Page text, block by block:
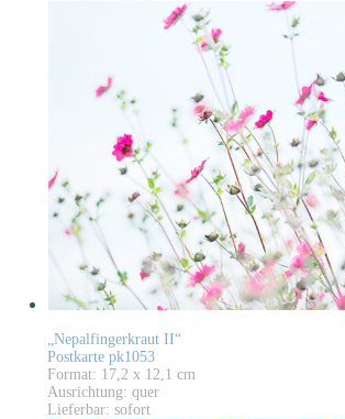
„Nepalfingerkraut II“
Postkarte pk1053
Format: 17,2 x 12,1 cm
Ausrichtung: quer
Lieferbar: sofort